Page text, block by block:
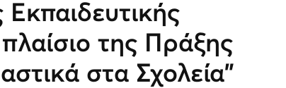
της Πράξης
στα Σχολεία"